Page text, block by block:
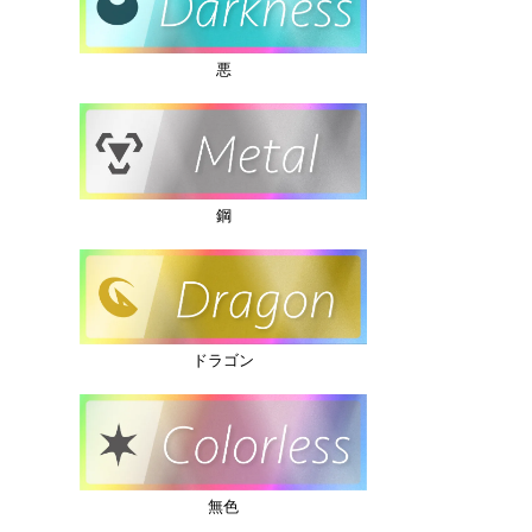
悪
鋼
ドラゴン
無色